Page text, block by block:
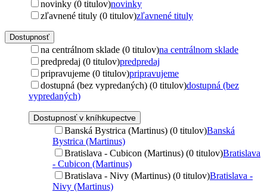
novinky (0 titulov)novinky
zľavnené tituly (0 titulov)zľavnené tituly
Dostupnosť
na centrálnom sklade (0 titulov)na centrálnom sklade
predpredaj (0 titulov)predpredaj
pripravujeme (0 titulov)pripravujeme
dostupná (bez vypredaných) (0 titulov)dostupná (bez
vypredaných)
Dostupnosť v kníhkupectve
Banská Bystrica (Martinus) (0 titulov)Banská
Bystrica (Martinus)
Bratislava - Cubicon (Martinus) (0 titulov)Bratislava
- Cubicon (Martinus)
Bratislava - Nivy (Martinus) (0 titulov)Bratislava -
Nivy (Martinus)